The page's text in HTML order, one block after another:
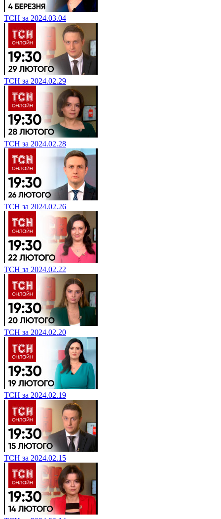
ТСН за 2024.03.04
ТСН за 2024.02.29
ТСН за 2024.02.28
ТСН за 2024.02.26
ТСН за 2024.02.22
ТСН за 2024.02.20
ТСН за 2024.02.19
ТСН за 2024.02.15